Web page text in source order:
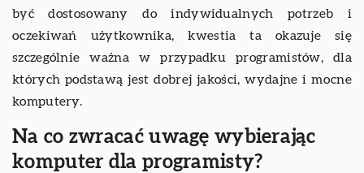
być dostosowany do indywidualnych potrzeb i
oczekiwań użytkownika, kwestia ta okazuje się
szczególnie ważna w przypadku programistów, dla
których podstawą jest dobrej jakości, wydajne i mocne
komputery.
Na co zwracać uwagę wybierając
komputer dla programisty?